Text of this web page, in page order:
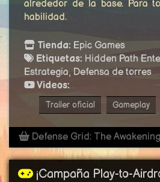
alrededor de la base. Para
habilidad.
Tienda: Epic Games
Etiquetas: Hidden Path
Estrategia, Defensa de torres
Videos:
Trailer oficial Gameplay
Defense Grid: The
¡Campaña Play-to-